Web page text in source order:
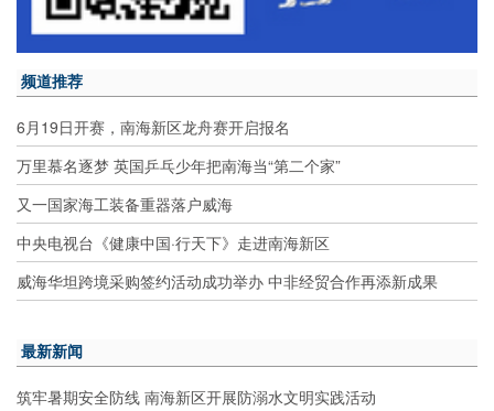
频道推荐
6月19日开赛，南海新区龙舟赛开启报名
万里慕名逐梦 英国乒乓少年把南海当“第二个家”
又一国家海工装备重器落户威海
中央电视台《健康中国·行天下》走进南海新区
威海华坦跨境采购签约活动成功举办 中非经贸合作再添新成果
最新新闻
筑牢暑期安全防线 南海新区开展防溺水文明实践活动